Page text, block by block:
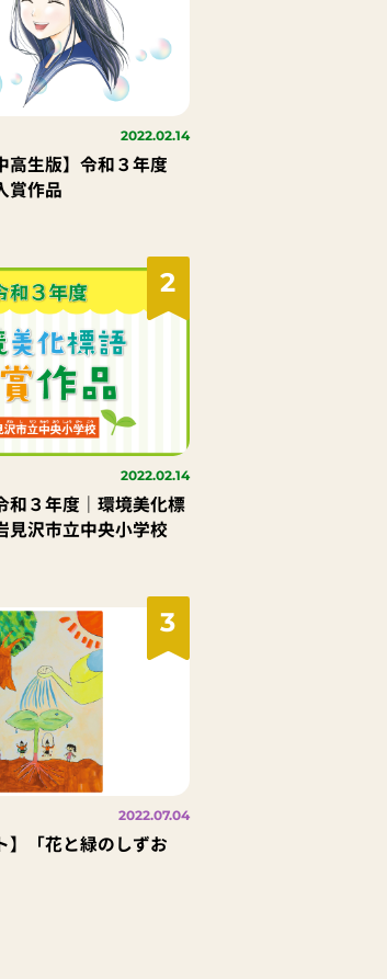
2022.02.14
高生版】令和３年度
賞作品
2
2022.02.14
和３年度｜環境美化標
沢市立中央小学校
3
2022.07.04
】「花と緑のしずお